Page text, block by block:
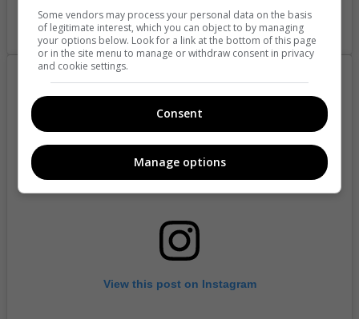
A post shared by Shannon De Lima (@shadelima)
View this post on Instagram
Some vendors may process your personal data on the basis
of legitimate interest, which you can object to by managing
your options below. Look for a link at the bottom of this page
or in the site menu to manage or withdraw consent in privacy
and cookie settings.
Consent
Manage options